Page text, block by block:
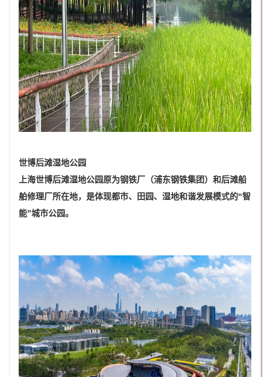
世博后滩湿地公园
上海世博后滩湿地公园原为钢铁厂（浦东钢铁集团）和后滩船
舶修理厂所在地，是体现都市、田园、湿地和谐发展模式的“智
能”城市公园。